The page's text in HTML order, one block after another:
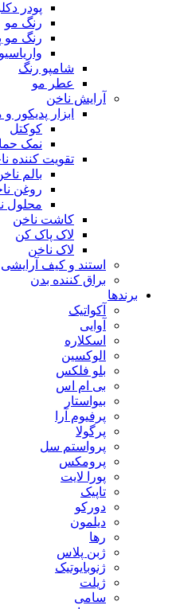
پودر دکلره
رنگ مو
رنگ مو پودری
واریاسیون
شامپو رنگ
عطر مو
آرایش ناخن
ابزار پدیکور و مانیکور
کوکتل
نمک حمام
تقویت کننده ناخن
بالم ناخن
روغن ناخن
محلول ناخن
کاشت ناخن
لاک پاک کن
لاک ناخن
استند و کیف آرایشی
براق کننده بدن
برندها
آکواتیک
آوایی
اسکلاره
الوکسین
بلو فلکس
بی ام اس
بیواستار
پرفیوم آرا
پرگولا
پرواستم سل
پرومکس
پورا لایت
تاپیک
دورکو
دیلمون
ژبن پلاس
ژنوبایوتیک
ژیلت
سامی